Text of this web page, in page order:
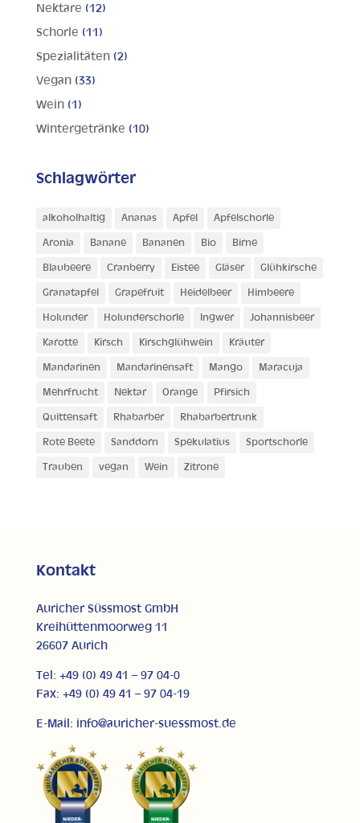
Nektare (12)
Schorle (11)
Spezialitäten (2)
Vegan (33)
Wein (1)
Wintergetränke (10)
Schlagwörter
alkoholhaltig Ananas Apfel Apfelschorle
Aronia Banane Bananen Bio Birne
Blaubeere Cranberry Eistee Gläser Glühkirsche
Granatapfel Grapefruit Heidelbeer Himbeere
Holunder Holunderschorle Ingwer Johannisbeer
Karotte Kirsch Kirschglühwein Kräuter
Mandarinen Mandarinensaft Mango Maracuja
Mehrfrucht Nektar Orange Pfirsich
Quittensaft Rhabarber Rhabarbertrunk
Rote Beete Sanddorn Spekulatius Sportschorle
Trauben vegan Wein Zitrone
Kontakt
Auricher Süssmost GmbH
Kreihüttenmoorweg 11
26607 Aurich
Tel: +49 (0) 49 41 – 97 04-0
Fax: +49 (0) 49 41 – 97 04-19
E-Mail: info@auricher-suessmost.de